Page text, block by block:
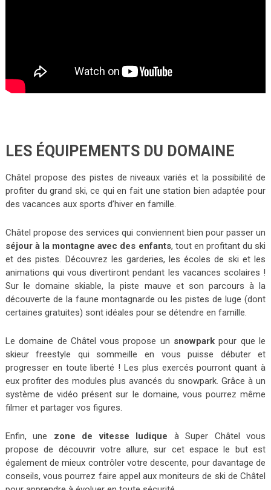
LES ÉQUIPEMENTS DU DOMAINE
Châtel propose des pistes de niveaux variés et la possibilité de
profiter du grand ski, ce qui en fait une station bien adaptée pour
des vacances aux sports d’hiver en famille.
Châtel propose des services qui conviennent bien pour passer un
séjour à la montagne avec des enfants, tout en profitant du ski
et des pistes. Découvrez les garderies, les écoles de ski et les
animations qui vous divertiront pendant les vacances scolaires !
Sur le domaine skiable, la piste mauve et son parcours à la
découverte de la faune montagnarde ou les pistes de luge (dont
certaines gratuites) sont idéales pour se détendre en famille.
Le domaine de Châtel vous propose un snowpark pour que le
skieur freestyle qui sommeille en vous puisse débuter et
progresser en toute liberté ! Les plus exercés pourront quant à
eux profiter des modules plus avancés du snowpark. Grâce à un
système de vidéo présent sur le domaine, vous pourrez même
filmer et partager vos figures.
Enfin, une zone de vitesse ludique à Super Châtel vous
propose de découvrir votre allure, sur cet espace le but est
également de mieux contrôler votre descente, pour davantage de
conseils, vous pourrez faire appel aux moniteurs de ski de Châtel